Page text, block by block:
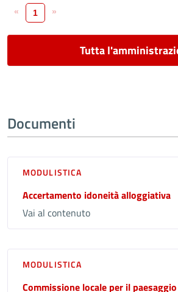
« 1 »
Tutta
Documenti
MODULISTICA
Accertamento idoneità alloggiativa
Vai al contenuto
MODULISTICA
Commissione locale per il paesaggio